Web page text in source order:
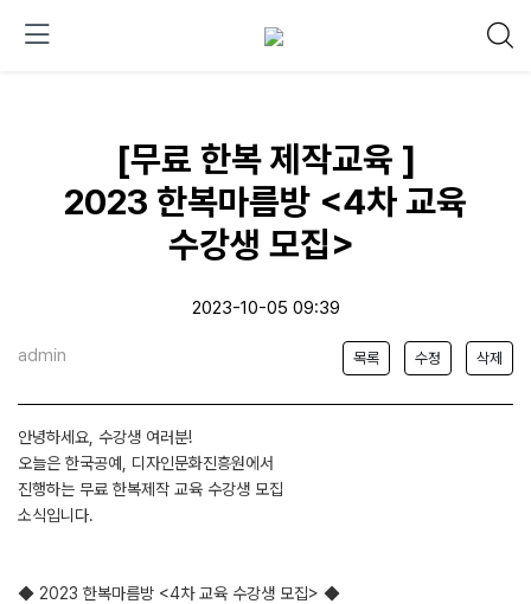
[무료 한복 제작교육 ]
2023 한복마름방 <4차 교육
수강생 모집>
2023-10-05 09:39
admin 목록 수정 삭제
안녕하세요, 수강생 여러분!
오늘은 한국공예, 디자인문화진흥원에서
진행하는 무료 한복제작 교육 수강생 모집
소식입니다.
◆ 2023 한복마름방 <4차 교육 수강생 모집> ◆